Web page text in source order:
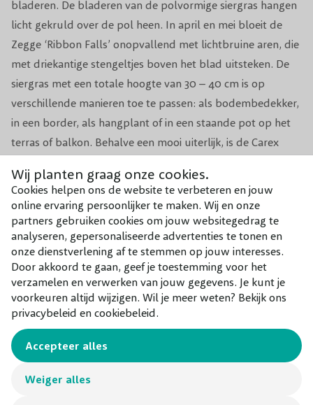
Wij planten graag onze cookies.
Cookies helpen ons de website te verbeteren en jouw
online ervaring persoonlijker te maken. Wij en onze
partners gebruiken cookies om jouw websitegedrag te
analyseren, gepersonaliseerde advertenties te tonen en
onze dienstverlening af te stemmen op jouw interesses.
Door akkoord te gaan, geef je toestemming voor het
verzamelen en verwerken van jouw gegevens. Je kunt je
voorkeuren altijd wijzigen. Wil je meer weten? Bekijk ons
privacybeleid en cookiebeleid.
Weiger alles
Accepteer alles
bladeren. De bladeren van de polvormige siergras hangen
licht gekruld over de pol heen. In april en mei bloeit de
Zegge ‘Ribbon Falls’ onopvallend met lichtbruine aren, die
met driekantige stengeltjes boven het blad uitsteken. De
siergras met een totale hoogte van 30 – 40 cm is op
verschillende manieren toe te passen: als bodembedekker,
in een border, als hangplant of in een staande pot op het
terras of balkon. Behalve een mooi uiterlijk, is de Carex
onderhoudsvriendelijk.
Aantal per m2
Voeding Organische meststof siergrassen
Groeisnelheid Gemiddeld
Geschikt voor Bodembedekker, Border, In pot
Combineer met
Onze aanraders bij dit product